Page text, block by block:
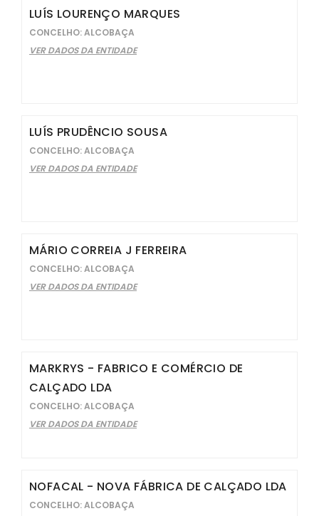
LUÍS LOURENÇO MARQUES
CONCELHO: ALCOBAÇA
VER DADOS DA ENTIDADE
LUÍS PRUDÊNCIO SOUSA
CONCELHO: ALCOBAÇA
VER DADOS DA ENTIDADE
MÁRIO CORREIA J FERREIRA
CONCELHO: ALCOBAÇA
VER DADOS DA ENTIDADE
MARKRYS - FABRICO E COMÉRCIO DE
CALÇADO LDA
CONCELHO: ALCOBAÇA
VER DADOS DA ENTIDADE
NOFACAL - NOVA FÁBRICA DE CALÇADO LDA
CONCELHO: ALCOBAÇA